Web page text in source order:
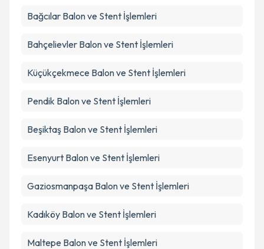
Bağcılar Balon ve Stent İşlemleri
Bahçelievler Balon ve Stent İşlemleri
Küçükçekmece Balon ve Stent İşlemleri
Pendik Balon ve Stent İşlemleri
Beşiktaş Balon ve Stent İşlemleri
Esenyurt Balon ve Stent İşlemleri
Gaziosmanpaşa Balon ve Stent İşlemleri
Kadıköy Balon ve Stent İşlemleri
Maltepe Balon ve Stent İşlemleri